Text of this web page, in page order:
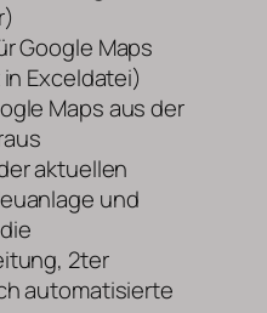
Google Maps
Exceldatei)
Maps aus der
aktuellen
und
2ter
automatisierte